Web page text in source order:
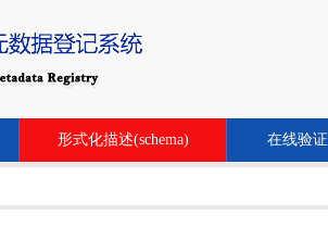
形式化描述(schema) 在线验证